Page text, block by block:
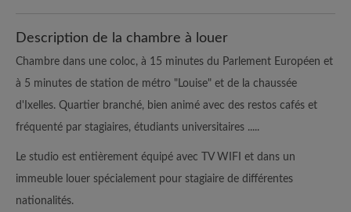
Description de la chambre à louer
Chambre dans une coloc, à 15 minutes du Parlement Européen et
à 5 minutes de station de métro "Louise" et de la chaussée
d'Ixelles. Quartier branché, bien animé avec des restos cafés et
fréquenté par stagiaires, étudiants universitaires .....
Le studio est entièrement équipé avec TV WIFI et dans un
immeuble louer spécialement pour stagiaire de différentes
nationalités.